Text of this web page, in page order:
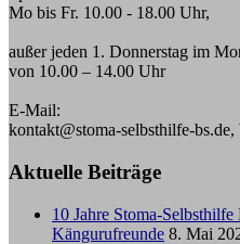
Mo bis Fr. 10.00 - 18.00 Uhr,
außer jeden 1. Donnerstag im
von 10.00 – 14.00 Uhr
E-Mail:
kontakt@stoma-selbsthilfe-
Aktuelle Beiträge
10 Jahre Stoma-
Kängurufreunde 8. Mai